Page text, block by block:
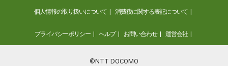
個人情報の取り扱いについて 消費税に関する表記について
プライバシーポリシー ヘルプ お問い合わせ 運営会社
©NTT DOCOMO